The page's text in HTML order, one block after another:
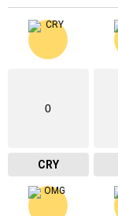
0
CRY